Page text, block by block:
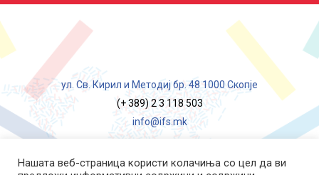
ул. Св. Кирил и Методиј бр. 48 1000 Скопје
(+ 389) 2 3 118 503
info@ifs.mk
Нашата веб-страница користи колачиња со цел да ви